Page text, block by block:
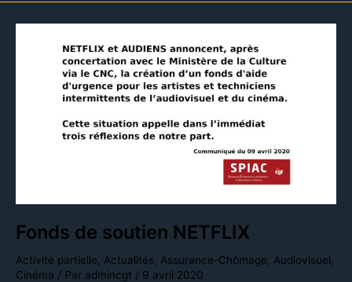
Fonds de soutien NETFLIX
Activité partielle Actualités Assurance-Chômage Audiovisuel
Cinéma / Par admincgt / 9 avril 2020